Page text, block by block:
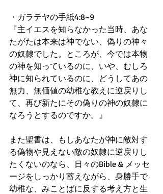
・ガラテヤの手紙4:8~9
『主イエスを知らなかった当時、あな
たがたは本来は神でない、偽りの神々
の奴隷でした。ところが、今では本物
の神を知っているのに、いや、むしろ
神に知られているのに、どうしてあの
無力、無価値の幼稚な教えに逆戻りし
て、再び新たにその偽りの神の奴隷に
なろうとするのですか。』
また聖書は、もしあなたが神に敵対す
る偽物や見えない敵の奴隷に逆戻りし
たくないのなら、日々のBible & メッセ
ージをしっかり蓄えながら、身勝手で
幼稚な、みことばに反する考え方と生